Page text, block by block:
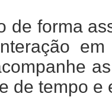
de forma
de tempo e